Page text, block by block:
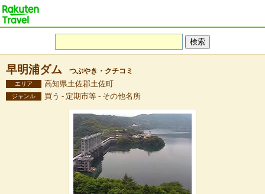
早明浦ダム つぶやき・クチコミ
エリア 高知県土佐郡土佐町
ジャンル 買う - 定期市等 - その他名所